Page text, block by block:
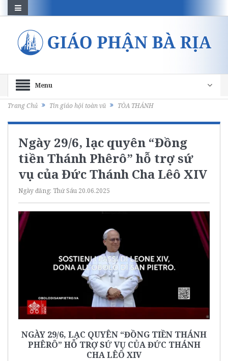
Menu
Trang Chủ Tin giáo hội toàn vũ TÒA THÁNH
Ngày 29/6, lạc quyên “Đồng
tiền Thánh Phêrô” hỗ trợ sứ
vụ của Đức Thánh Cha Lêô XIV
Ngày đăng: Thứ Sáu 20.06.2025
NGÀY 29/6, LẠC QUYÊN “ĐỒNG TIỀN THÁNH
PHÊRÔ” HỖ TRỢ SỨ VỤ CỦA ĐỨC THÁNH
CHA LÊÔ XIV